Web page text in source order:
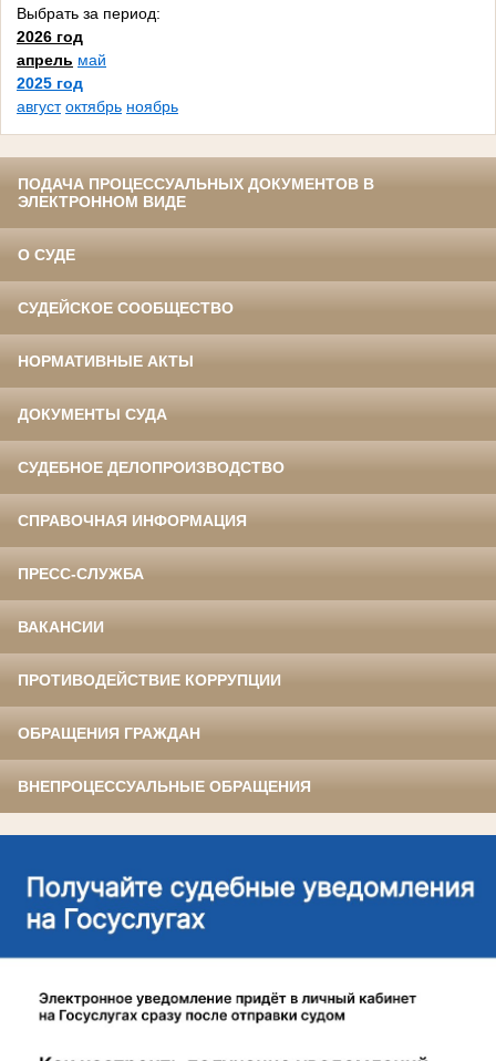
Выбрать за период:
2026 год
апрель май
2025 год
август октябрь ноябрь
ПОДАЧА ПРОЦЕССУАЛЬНЫХ ДОКУМЕНТОВ В
ЭЛЕКТРОННОМ ВИДЕ
О СУДЕ
СУДЕЙСКОЕ СООБЩЕСТВО
НОРМАТИВНЫЕ АКТЫ
ДОКУМЕНТЫ СУДА
СУДЕБНОЕ ДЕЛОПРОИЗВОДСТВО
СПРАВОЧНАЯ ИНФОРМАЦИЯ
ПРЕСС-СЛУЖБА
ВАКАНСИИ
ПРОТИВОДЕЙСТВИЕ КОРРУПЦИИ
ОБРАЩЕНИЯ ГРАЖДАН
ВНЕПРОЦЕССУАЛЬНЫЕ ОБРАЩЕНИЯ